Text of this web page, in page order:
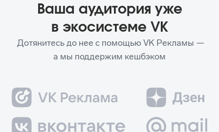
Ваша аудитория уже
в экосистеме VK
Дотянитесь до нее с помощью VK Рекламы —
а мы поддержим кешбэком